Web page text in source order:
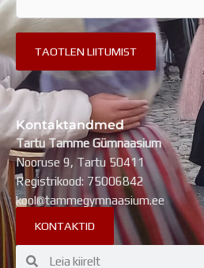
Kontaktandmed
Tartu Tamme Gümnaasium
Nooruse 9, Tartu 50411
Registrikood: 75006842
kool@tammegymnaasium.ee
KONTAKTID
Search